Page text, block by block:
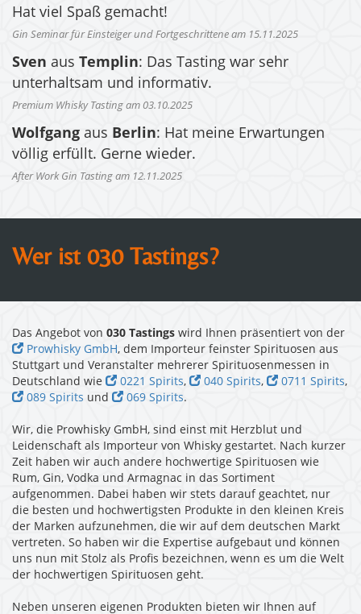
Hat viel Spaß gemacht!
Gin Seminar für Einsteiger und Fortgeschrittene am 15.11.2025
Sven aus Templin: Das Tasting war sehr
unterhaltsam und informativ.
Premium Whisky Tasting am 03.10.2025
Wolfgang aus Berlin: Hat meine Erwartungen
völlig erfüllt. Gerne wieder.
After Work Gin Tasting am 12.11.2025
Wer ist 030 Tastings?
Das Angebot von 030 Tastings wird Ihnen präsentiert von der
Prowhisky GmbH , dem Importeur feinster Spirituosen aus
Stuttgart und Veranstalter mehrerer Spirituosenmessen in
Deutschland wie
0221 Spirits, 040 Spirits, 0711 Spirits,
089 Spirits und 069 Spirits.
Wir, die Prowhisky GmbH, sind einst mit Herzblut und
Leidenschaft als Importeur von Whisky gestartet. Nach kurzer
Zeit haben wir auch andere hochwertige Spirituosen wie
Rum, Gin, Vodka und Armagnac in das Sortiment
aufgenommen. Dabei haben wir stets darauf geachtet, nur
die besten und hochwertigsten Produkte in den kleinen Kreis
der Marken aufzunehmen, die wir auf dem deutschen Markt
vertreten. So haben wir die Expertise aufgebaut und können
uns nun mit Stolz als Profis bezeichnen, wenn es um die Welt
der hochwertigen Spirituosen geht.
Neben unseren eigenen Produkten bieten wir Ihnen auf